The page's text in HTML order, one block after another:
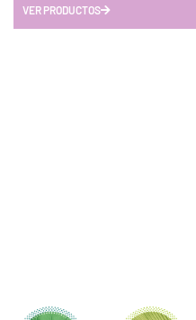
VER PRODUCTOS